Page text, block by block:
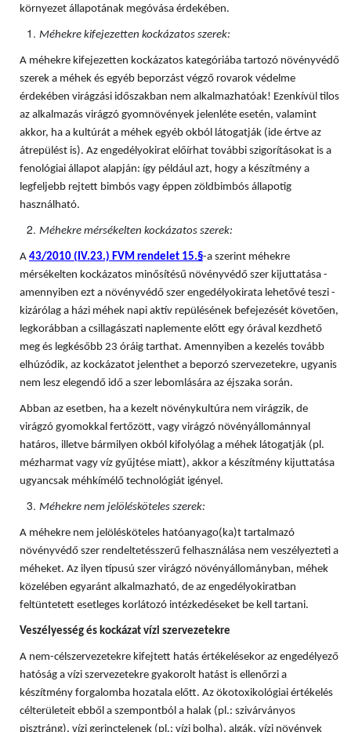
környezet állapotának megóvása érdekében.
Méhekre kifejezetten kockázatos szerek:
A méhekre kifejezetten kockázatos kategóriába tartozó növényvédő
szerek a méhek és egyéb beporzást végző rovarok védelme
érdekében virágzási időszakban nem alkalmazhatóak! Ezenkívül tilos
az alkalmazás virágzó gyomnövények jelenléte esetén, valamint
akkor, ha a kultúrát a méhek egyéb okból látogatják (ide értve az
átrepülést is). Az engedélyokirat előírhat további szigorításokat is a
fenológiai állapot alapján: így például azt, hogy a készítmény a
legfeljebb rejtett bimbós vagy éppen zöldbimbós állapotig
használható.
Méhekre mérsékelten kockázatos szerek:
A 43/2010 (IV.23.) FVM rendelet 15.§-a szerint méhekre
mérsékelten kockázatos minősítésű növényvédő szer kijuttatása -
amennyiben ezt a növényvédő szer engedélyokirata lehetővé teszi -
kizárólag a házi méhek napi aktív repülésének befejezését követően,
legkorábban a csillagászati naplemente előtt egy órával kezdhető
meg és legkésőbb 23 óráig tarthat. Amennyiben a kezelés tovább
elhúzódik, az kockázatot jelenthet a beporzó szervezetekre, ugyanis
nem lesz elegendő idő a szer lebomlására az éjszaka során.
Abban az esetben, ha a kezelt növénykultúra nem virágzik, de
virágzó gyomokkal fertőzött, vagy virágzó növényállománnyal
határos, illetve bármilyen okból kifolyólag a méhek látogatják (pl.
mézharmat vagy víz gyűjtése miatt), akkor a készítmény kijuttatása
ugyancsak méhkímélő technológiát igényel.
Méhekre nem jelölésköteles szerek:
A méhekre nem jelölésköteles hatóanyago(ka)t tartalmazó
növényvédő szer rendeltetésszerű felhasználása nem veszélyezteti a
méheket. Az ilyen típusú szer virágzó növényállományban, méhek
közelében egyaránt alkalmazható, de az engedélyokiratban
feltüntetett esetleges korlátozó intézkedéseket be kell tartani.
Veszélyesség és kockázat vízi szervezetekre
A nem-célszervezetekre kifejtett hatás értékelésekor az engedélyező
hatóság a vízi szervezetekre gyakorolt hatást is ellenőrzi a
készítmény forgalomba hozatala előtt. Az ökotoxikológiai értékelés
célterületeit ebből a szempontból a halak (pl.: szivárványos
pisztráng), vízi gerinctelenek (pl.: vízi bolha), algák, vízi növények